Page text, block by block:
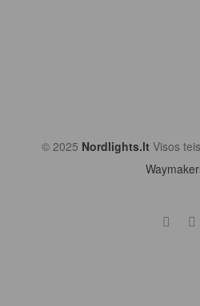
© 2025 Nordlights.lt Visos